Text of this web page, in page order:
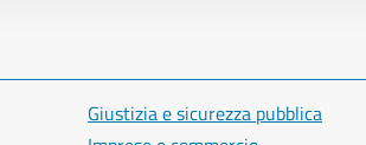
Giustizia e sicurezza pubblica